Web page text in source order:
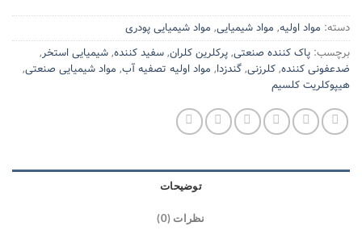
دسته: مواد اولیه, مواد شیمیایی, مواد شیمیایی پودری
برچسب: پاک کننده صنعتی, پرکلرین کلران, سفید کننده, شیمیایی استخر,
ضدعفونی کننده, کلرزنی, گندزدا, مواد اولیه تصفیه آب, مواد شیمیایی صنعتی,
هیپوکلریت کلسیم
توضیحات
نظرات (0)